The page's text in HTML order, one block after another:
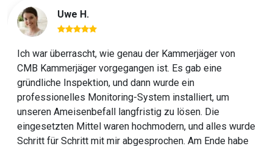
Uwe H.
Ich war überrascht, wie genau der Kammerjäger von
CMB Kammerjäger vorgegangen ist. Es gab eine
gründliche Inspektion, und dann wurde ein
professionelles Monitoring-System installiert, um
unseren Ameisenbefall langfristig zu lösen. Die
eingesetzten Mittel waren hochmodern, und alles wurde
Schritt für Schritt mit mir abgesprochen. Am Ende habe